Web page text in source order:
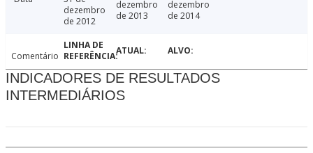
dezembro
de 2012
dezembro
de 2013
dezembro
de 2014
Comentário
INDICADORES DE RESULTADOS
INTERMEDIÁRIOS